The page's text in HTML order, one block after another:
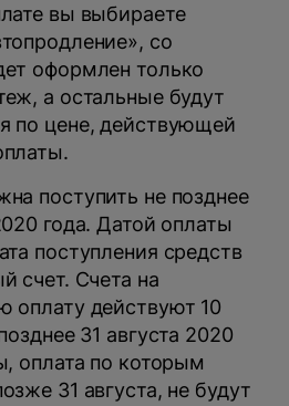
вы выбираете
со
оформлен только
а остальные будут
по цене, действующей
поступить не позднее
года. Датой оплаты
поступления средств
счет. Счета на
оплату действуют 10
31 августа 2020
оплата по которым
31 августа, не будут